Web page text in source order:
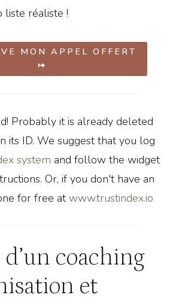
liste réaliste !
MON APPEL OFFERT
⤅
Probably it is already deleted
its ID. We suggest that you log
system and follow the widget
Or, if you don't have an
for free atwww.trustindex.io
coaching
et